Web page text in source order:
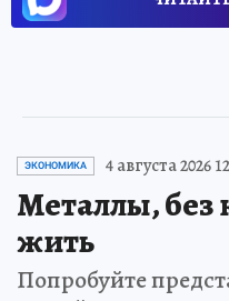
ЭКОНОМИКА 4 августа 2026
Металлы, без
жить
Попробуйте